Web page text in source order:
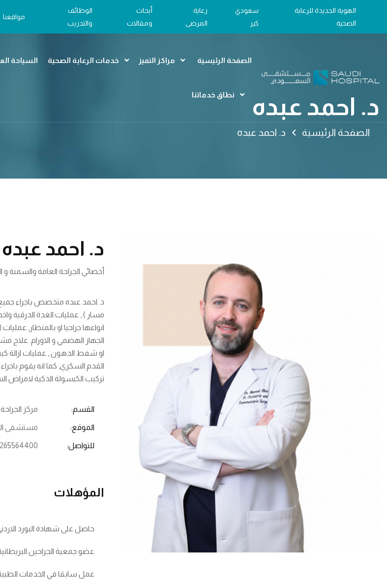
الهوية الجديدة للرعاية
الصحية
سعودي
كير
رعاية
المرضى
أبحاث
ومقالات
الوظائف
والتدريب
مواقعنا
الصفحة الرئيسية مراكز التميز خدمات الرعاية الصحية السياحة
نطاق خدماتنا د. احمد عبده
الصفحة الرئيسية د. احمد عبده
د. احمد عبده
أخصائي الجراحة العامة والسمنة
د. احمد عبده متخصص باجراء جميع
مسار ) , عمليات الغدة الدرقية
انواعها جراحيا او بالمنظار,
الجهاز الهضمي و الاورام. علاج
او شفط الدهون , عمليات ازالة
القدم السكري, كما انه يقوم
تركيب الكبسولة الذكية لامراض
القسم: مركز
الموقع: مستشفى
للتواصل:
المؤهلات
حاصل على شهادة البورد الاردني
عضو جمعية الجراحين
عمل سابقا في الخدمات